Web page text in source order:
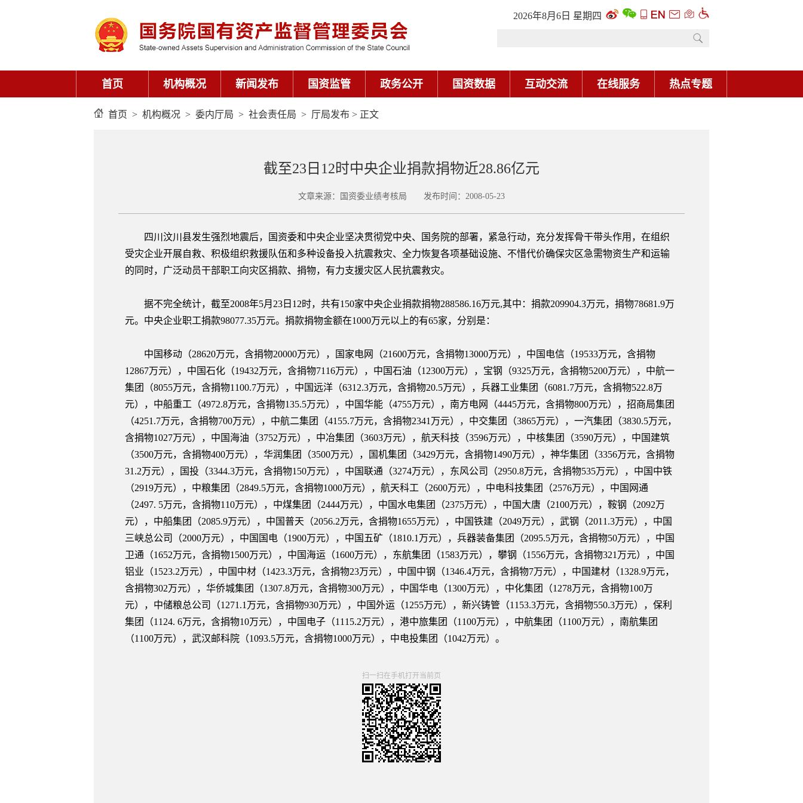
2026年8月6日 星期四
首页 机构概况 新闻发布 国资监管 政务公开 国资数据 互动交流 在线服务 热点专题
首页 > 机构概况 > 委内厅局 > 社会责任局 > 厅局发布 > 正文
截至23日12时中央企业捐款捐物近28.86亿元
文章来源：国资委业绩考核局 发布时间：2008-05-23
四川汶川县发生强烈地震后，国资委和中央企业坚决贯彻党中央、国务院的部署，紧急行动，充分发挥骨干带头作用，在组织
受灾企业开展自救、积极组织救援队伍和多种设备投入抗震救灾、全力恢复各项基础设施、不惜代价确保灾区急需物资生产和运输
的同时，广泛动员干部职工向灾区捐款、捐物，有力支援灾区人民抗震救灾。
据不完全统计，截至2008年5月23日12时，共有150家中央企业捐款捐物288586.16万元,其中：捐款209904.3万元，捐物78681.9万
元。中央企业职工捐款98077.35万元。捐款捐物金额在1000万元以上的有65家，分别是：
中国移动（28620万元，含捐物20000万元），国家电网（21600万元，含捐物13000万元），中国电信（19533万元，含捐物
12867万元），中国石化（19432万元，含捐物7116万元），中国石油（12300万元），宝钢（9325万元，含捐物5200万元），中航一
集团（8055万元，含捐物1100.7万元），中国远洋（6312.3万元，含捐物20.5万元），兵器工业集团（6081.7万元，含捐物522.8万
元），中船重工（4972.8万元，含捐物135.5万元），中国华能（4755万元），南方电网（4445万元，含捐物800万元），招商局集团
（4251.7万元，含捐物700万元），中航二集团（4155.7万元，含捐物2341万元），中交集团（3865万元），一汽集团（3830.5万元，
含捐物1027万元），中国海油（3752万元），中冶集团（3603万元），航天科技（3596万元），中核集团（3590万元），中国建筑
（3500万元，含捐物400万元），华润集团（3500万元），国机集团（3429万元，含捐物1490万元），神华集团（3356万元，含捐物
31.2万元），国投（3344.3万元，含捐物150万元），中国联通（3274万元），东风公司（2950.8万元，含捐物535万元），中国中铁
（2919万元），中粮集团（2849.5万元，含捐物1000万元），航天科工（2600万元），中电科技集团（2576万元），中国网通
（2497. 5万元，含捐物110万元），中煤集团（2444万元），中国水电集团（2375万元），中国大唐（2100万元），鞍钢（2092万
元），中船集团（2085.9万元），中国普天（2056.2万元，含捐物1655万元），中国铁建（2049万元），武钢（2011.3万元），中国
三峡总公司（2000万元），中国国电（1900万元），中国五矿（1810.1万元），兵器装备集团（2095.5万元，含捐物50万元），中国
卫通（1652万元，含捐物1500万元），中国海运（1600万元），东航集团（1583万元），攀钢（1556万元，含捐物321万元），中国
铝业（1523.2万元），中国中材（1423.3万元，含捐物23万元），中国中钢（1346.4万元，含捐物7万元），中国建材（1328.9万元，
含捐物302万元），华侨城集团（1307.8万元，含捐物300万元），中国华电（1300万元），中化集团（1278万元，含捐物100万
元），中储粮总公司（1271.1万元，含捐物930万元），中国外运（1255万元），新兴铸管（1153.3万元，含捐物550.3万元），保利
集团（1124. 6万元，含捐物10万元），中国电子（1115.2万元），港中旅集团（1100万元），中航集团（1100万元），南航集团
（1100万元），武汉邮科院（1093.5万元，含捐物1000万元），中电投集团（1042万元）。
扫一扫在手机打开当前页